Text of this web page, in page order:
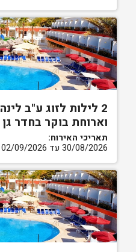
2 לילות לזוג ע"ב לינה
וארוחת בוקר בחדר גן
תאריכי האירוח:
30/08/2026 עד 02/09/2026